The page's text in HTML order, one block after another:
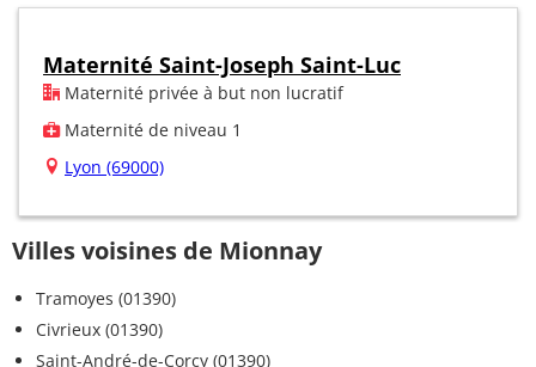
Maternité Saint-Joseph Saint-Luc
Maternité privée à but non lucratif
Maternité de niveau 1
Lyon (69000)
Villes voisines de Mionnay
Tramoyes (01390)
Civrieux (01390)
Saint-André-de-Corcy (01390)